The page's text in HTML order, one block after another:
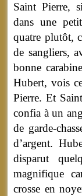
Saint Pierre,
dans une
quatre plutôt,
de sangliers,
bonne
Hubert, vois
Pierre. Et
confia à un
de garde-
d’argent.
disparut
magnifique
crosse en